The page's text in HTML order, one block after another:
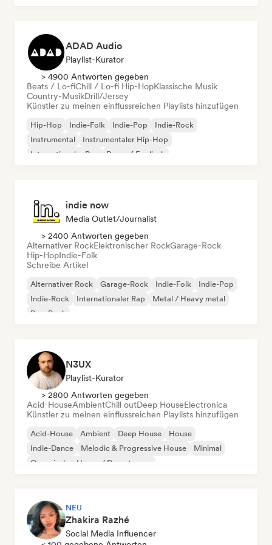
ADAD Audio
Playlist-Kurator
> 4900 Antworten gegeben
Beats / Lo-fiChill / Lo-fi Hip-HopKlassische Musik
Country-MusikDrill/Jersey
Künstler zu meinen einflussreichen Playlists hinzufügen
Hip-Hop Indie-Folk Indie-Pop
Indie-Rock
Instrumental
Instrumentaler Hip-Hop
Internationaler Rap
Rap auf Englisch
indie now
Media Outlet/Journalist
> 2400 Antworten gegeben
Alternativer RockElektronischer RockGarage-Rock
Hip-HopIndie-Folk
Schreibe Artikel
Alternativer Rock Garage-Rock Indie-Folk
Indie-Pop
Indie-Rock
Internationaler Rap
Metal / Heavy metal
Pop-Rock
N3UX
Playlist-Kurator
> 2800 Antworten gegeben
Acid-HouseAmbientChill outDeep HouseElectronica
Künstler zu meinen einflussreichen Playlists hinzufügen
Acid-House Ambient Deep House
House
Indie-Dance
Melodic & Progressive House
Minimal
Organischer House / Downtempo
NEU
Zhakira Razhé
Social Media Influencer